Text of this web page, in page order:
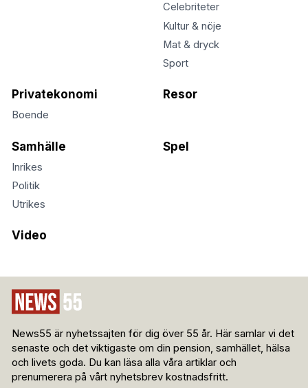
Celebriteter
Kultur & nöje
Mat & dryck
Sport
Privatekonomi
Boende
Resor
Samhälle
Inrikes
Politik
Utrikes
Spel
Video
News55 är nyhetssajten för dig över 55 år. Här samlar vi det
senaste och det viktigaste om din pension, samhället, hälsa
och livets goda. Du kan läsa alla våra artiklar och
prenumerera på vårt nyhetsbrev kostnadsfritt.